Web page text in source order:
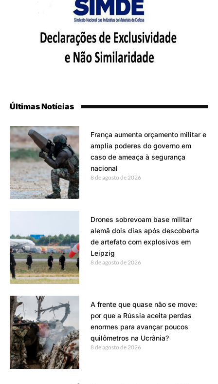
Últimas Notícias
França aumenta orçamento militar e
amplia poderes do governo em
caso de ameaça à segurança
nacional
8 de agosto de 2026
Drones sobrevoam base militar
alemã dois dias após descoberta
de artefato com explosivos em
Leipzig
8 de agosto de 2026
A frente que quase não se move:
por que a Rússia aceita perdas
enormes para avançar poucos
quilômetros na Ucrânia?
8 de agosto de 2026